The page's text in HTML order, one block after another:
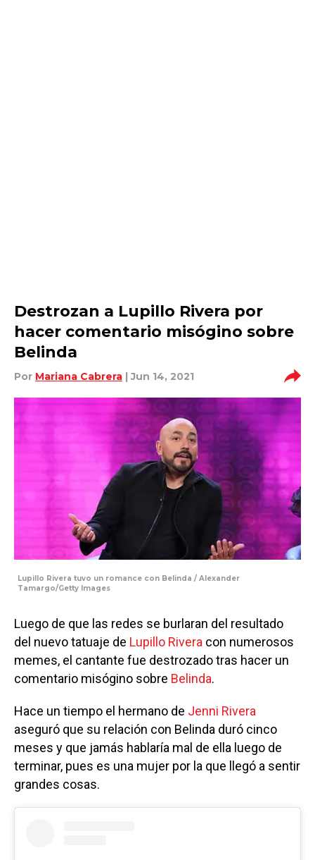
Destrozan a Lupillo Rivera por
hacer comentario misógino sobre
Belinda
Por Mariana Cabrera | Jun 14, 2021
Lupillo Rivera tuvo un romance con Belinda / Alexander
Tamargo/Getty Images
Luego de que las redes se burlaran del resultado
del nuevo tatuaje de Lupillo Rivera con numerosos
memes, el cantante fue destrozado tras hacer un
comentario misógino sobre Belinda.
Hace un tiempo el hermano de Jenni Rivera
aseguró que su relación con Belinda duró cinco
meses y que jamás hablaría mal de ella luego de
terminar, pues es una mujer por la que llegó a sentir
grandes cosas.